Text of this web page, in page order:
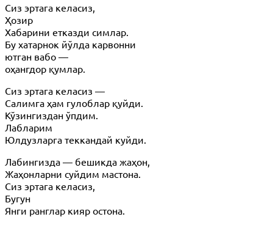
Сиз эртага келасиз,
Ҳозир
Хабарини етказди симлар.
Бу хатарнок йўлда карвонни
ютган вабо —
оҳангдор қумлар.
Сиз эртага келасиз —
Салимга ҳам гулоблар қуйди.
Кўзингиздан ўпдим.
Лабларим
Юлдузларга теккандай куйди.
Лабингизда — бешикда жаҳон,
Жаҳонларни суйдим мастона.
Сиз эртага келасиз,
Бугун
Янги ранглар кияр остона.